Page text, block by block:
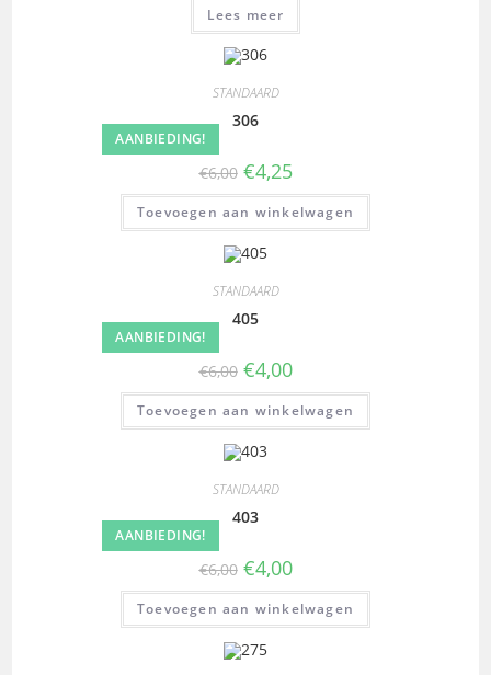
Lees meer
AANBIEDING!
STANDAARD
306
€6,00 €4,25
Toevoegen aan winkelwagen
AANBIEDING!
STANDAARD
405
€6,00 €4,00
Toevoegen aan winkelwagen
AANBIEDING!
STANDAARD
403
€6,00 €4,00
Toevoegen aan winkelwagen